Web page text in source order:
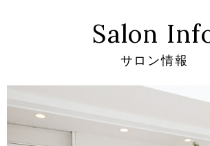
Salon
サロン情報